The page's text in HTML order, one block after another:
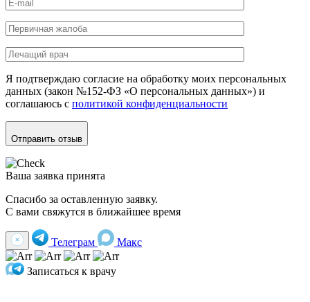
Я подтверждаю согласие на обработку моих персональных
данных (закон №152-ФЗ «О персональных данных») и
соглашаюсь с политикой конфиденциальности
Отправить отзыв
Ваша заявка принята
Спасибо за оставленную заявку.
С вами свяжутся в ближайшее время
Телеграм Макс
Записаться к врачу